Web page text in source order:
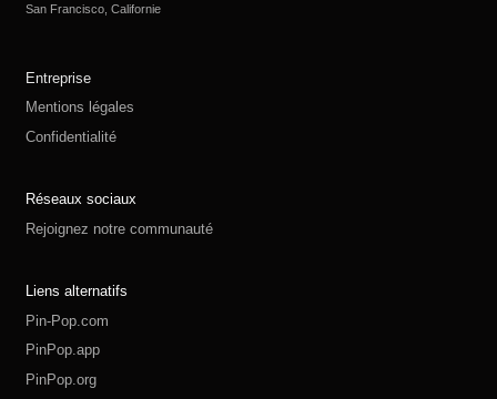
San Francisco, Californie
Entreprise
Mentions légales
Confidentialité
Réseaux sociaux
Rejoignez notre communauté
Liens alternatifs
Pin-Pop.com
PinPop.app
PinPop.org